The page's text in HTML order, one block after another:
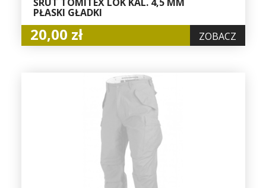
ŚRUT TOMITEX LOK KAL. 4,5 MM
PŁASKI GŁADKI
20,00 zł ZOBACZ